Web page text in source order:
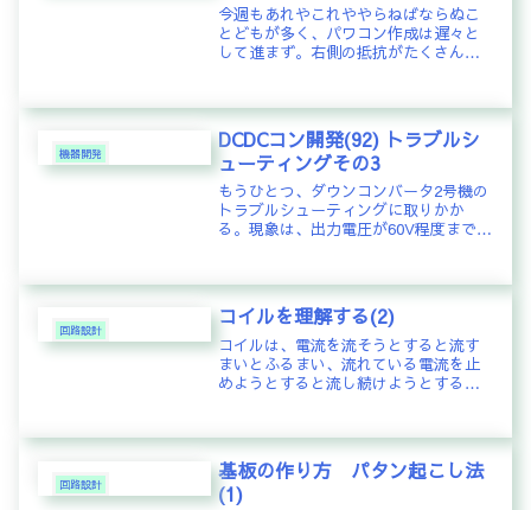
今週もあれやこれややらねばならぬこ
とどもが多く、パワコン作成は遅々と
して進まず。右側の抵抗がたくさん並
ディスプレイ用の5Vを作る回路設計と
動作検証だけ。三端子レギュ...
機器開発
DCDCコン開発(92) トラブルシ
ューティングその3
もうひとつ、ダウンコンバータ2号機の
トラブルシューティングに取りかか
る。現象は、出力電圧が60V程度まで上
動作に入り、延々と繰り返してしま
う。複数のDCDCコンバータを連...
回路設計
コイルを理解する(2)
コイルは、電流を流そうとすると流す
まいとふるまい、流れている電流を止
めようとすると流し続けようとする。
ルのインダクタンスをいくつぐらいに
設定すればよいか、意外と難しい。
適...
回路設計
基板の作り方 パタン起こし法
(1)